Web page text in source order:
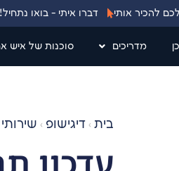
להכיר אותי דברו איתי - בואו נתחיל!
מדריכים סוכנות של איש
בית › דיגישופ ›